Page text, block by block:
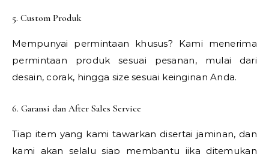
5. Custom Produk
Mempunyai permintaan khusus? Kami menerima
permintaan produk sesuai pesanan, mulai dari
desain, corak, hingga size sesuai keinginan Anda.
6. Garansi dan After Sales Service
Tiap item yang kami tawarkan disertai jaminan, dan
kami akan selalu siap membantu jika ditemukan